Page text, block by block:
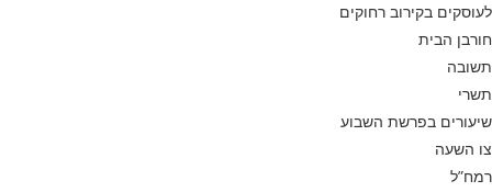
לעוסקים בקירוב רחוקים
חורבן הבית
תשובה
תשרי
שיעורים בפרשת השבוע
צו השעה
רמח”ל